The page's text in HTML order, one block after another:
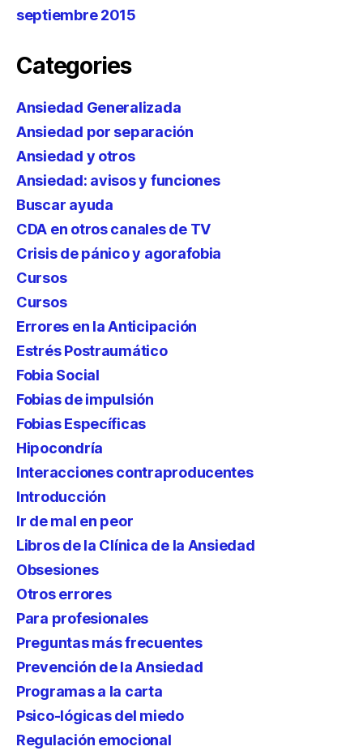
septiembre 2015
Categories
Ansiedad Generalizada
Ansiedad por separación
Ansiedad y otros
Ansiedad: avisos y funciones
Buscar ayuda
CDA en otros canales de TV
Crisis de pánico y agorafobia
Cursos
Cursos
Errores en la Anticipación
Estrés Postraumático
Fobia Social
Fobias de impulsión
Fobias Específicas
Hipocondría
Interacciones contraproducentes
Introducción
Ir de mal en peor
Libros de la Clínica de la Ansiedad
Obsesiones
Otros errores
Para profesionales
Preguntas más frecuentes
Prevención de la Ansiedad
Programas a la carta
Psico-lógicas del miedo
Regulación emocional